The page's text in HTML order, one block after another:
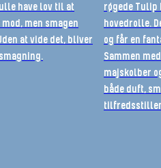
have lov til at
men smagen
at vide det, bliver
røgede Tulip
hovedrolle.
og får en
Sammen
majskolber
både duft,